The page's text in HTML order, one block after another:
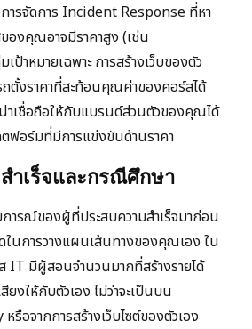
รจัดการ Incident Response ที่หา
องคุณอาจมีราคาสูง (เช่น
ป้าหมายเฉพาะ การสร้างเว็บของตัว
ถตั้งราคาที่สะท้อนคุณค่าของคอร์สได้
าเชื่อถือให้กับแบรนด์ส่วนตัวของคุณได้
ฟอร์มที่มีการแข่งขันด้านราคา
ำเร็จและกรณีศึกษา
การณ์ของผู้ที่ประสบความสำเร็จมาก่อน
นการวางแผนเส้นทางของคุณเอง ใน
IT มีผู้สอนจำนวนมากที่สร้างรายได้
ยงให้กับตัวเอง ไม่ว่าจะเป็นบน
อจากการสร้างเว็บไซต์ของตัวเอง